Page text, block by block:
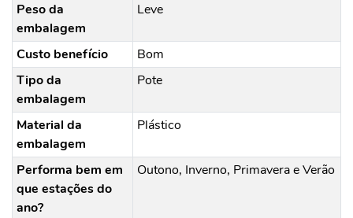
Peso da
embalagem
Leve
Custo benefício
Bom
Tipo da
embalagem
Pote
Material da
embalagem
Plástico
Performa bem em
que estações do
ano?
Outono, Inverno, Primavera e Verão